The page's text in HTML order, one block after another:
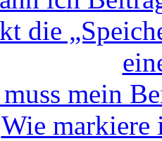
die
mein
Wie markiere